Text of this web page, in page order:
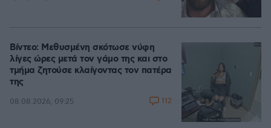
Βίντεο: Μεθυσμένη σκότωσε νύφη
λίγες ώρες μετά τον γάμο της και στο
τμήμα ζητούσε κλαίγοντας τον πατέρα
της
08.08.2026, 09:25 112